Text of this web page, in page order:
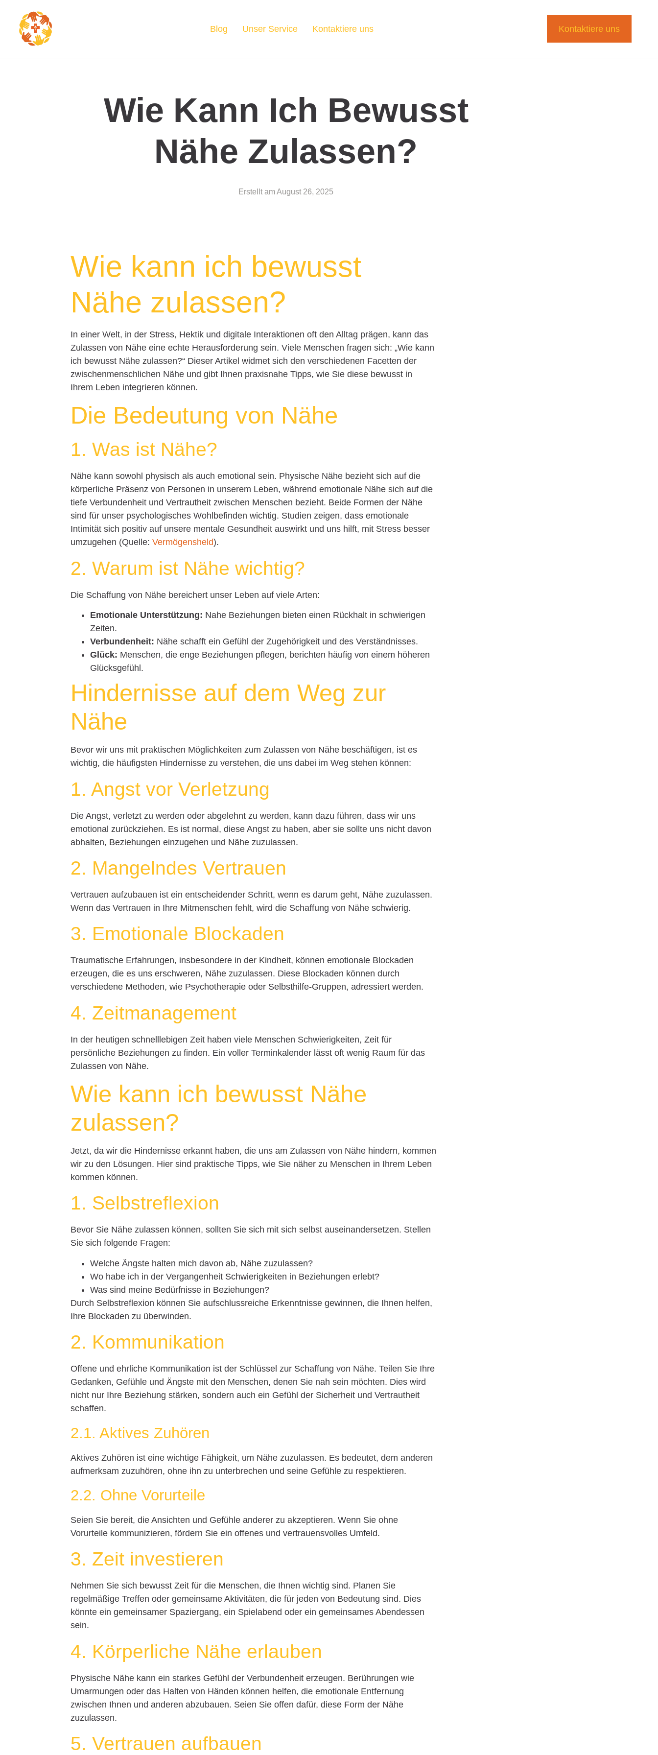
Blog Unser Service Kontaktiere uns Kontaktiere uns
Wie Kann Ich Bewusst
Nähe Zulassen?
Erstellt amAugust 26, 2025
Wie kann ich bewusst
Nähe zulassen?
In einer Welt, in der Stress, Hektik und digitale Interaktionen oft den Alltag prägen, kann das
Zulassen von Nähe eine echte Herausforderung sein. Viele Menschen fragen sich: „Wie kann
ich bewusst Nähe zulassen?“ Dieser Artikel widmet sich den verschiedenen Facetten der
zwischenmenschlichen Nähe und gibt Ihnen praxisnahe Tipps, wie Sie diese bewusst in
Ihrem Leben integrieren können.
Die Bedeutung von Nähe
1. Was ist Nähe?
Nähe kann sowohl physisch als auch emotional sein. Physische Nähe bezieht sich auf die
körperliche Präsenz von Personen in unserem Leben, während emotionale Nähe sich auf die
tiefe Verbundenheit und Vertrautheit zwischen Menschen bezieht. Beide Formen der Nähe
sind für unser psychologisches Wohlbefinden wichtig. Studien zeigen, dass emotionale
Intimität sich positiv auf unsere mentale Gesundheit auswirkt und uns hilft, mit Stress besser
umzugehen (Quelle:Vermögensheld).
2. Warum ist Nähe wichtig?
Die Schaffung von Nähe bereichert unser Leben auf viele Arten:
Emotionale Unterstützung: Nahe Beziehungen bieten einen Rückhalt in schwierigen
Zeiten.
Verbundenheit: Nähe schafft ein Gefühl der Zugehörigkeit und des Verständnisses.
Glück: Menschen, die enge Beziehungen pflegen, berichten häufig von einem höheren
Glücksgefühl.
Hindernisse auf dem Weg zur
Nähe
Bevor wir uns mit praktischen Möglichkeiten zum Zulassen von Nähe beschäftigen, ist es
wichtig, die häufigsten Hindernisse zu verstehen, die uns dabei im Weg stehen können:
1. Angst vor Verletzung
Die Angst, verletzt zu werden oder abgelehnt zu werden, kann dazu führen, dass wir uns
emotional zurückziehen. Es ist normal, diese Angst zu haben, aber sie sollte uns nicht davon
abhalten, Beziehungen einzugehen und Nähe zuzulassen.
2. Mangelndes Vertrauen
Vertrauen aufzubauen ist ein entscheidender Schritt, wenn es darum geht, Nähe zuzulassen.
Wenn das Vertrauen in Ihre Mitmenschen fehlt, wird die Schaffung von Nähe schwierig.
3. Emotionale Blockaden
Traumatische Erfahrungen, insbesondere in der Kindheit, können emotionale Blockaden
erzeugen, die es uns erschweren, Nähe zuzulassen. Diese Blockaden können durch
verschiedene Methoden, wie Psychotherapie oder Selbsthilfe-Gruppen, adressiert werden.
4. Zeitmanagement
In der heutigen schnelllebigen Zeit haben viele Menschen Schwierigkeiten, Zeit für
persönliche Beziehungen zu finden. Ein voller Terminkalender lässt oft wenig Raum für das
Zulassen von Nähe.
Wie kann ich bewusst Nähe
zulassen?
Jetzt, da wir die Hindernisse erkannt haben, die uns am Zulassen von Nähe hindern, kommen
wir zu den Lösungen. Hier sind praktische Tipps, wie Sie näher zu Menschen in Ihrem Leben
kommen können.
1. Selbstreflexion
Bevor Sie Nähe zulassen können, sollten Sie sich mit sich selbst auseinandersetzen. Stellen
Sie sich folgende Fragen:
Welche Ängste halten mich davon ab, Nähe zuzulassen?
Wo habe ich in der Vergangenheit Schwierigkeiten in Beziehungen erlebt?
Was sind meine Bedürfnisse in Beziehungen?
Durch Selbstreflexion können Sie aufschlussreiche Erkenntnisse gewinnen, die Ihnen helfen,
Ihre Blockaden zu überwinden.
2. Kommunikation
Offene und ehrliche Kommunikation ist der Schlüssel zur Schaffung von Nähe. Teilen Sie Ihre
Gedanken, Gefühle und Ängste mit den Menschen, denen Sie nah sein möchten. Dies wird
nicht nur Ihre Beziehung stärken, sondern auch ein Gefühl der Sicherheit und Vertrautheit
schaffen.
2.1. Aktives Zuhören
Aktives Zuhören ist eine wichtige Fähigkeit, um Nähe zuzulassen. Es bedeutet, dem anderen
aufmerksam zuzuhören, ohne ihn zu unterbrechen und seine Gefühle zu respektieren.
2.2. Ohne Vorurteile
Seien Sie bereit, die Ansichten und Gefühle anderer zu akzeptieren. Wenn Sie ohne
Vorurteile kommunizieren, fördern Sie ein offenes und vertrauensvolles Umfeld.
3. Zeit investieren
Nehmen Sie sich bewusst Zeit für die Menschen, die Ihnen wichtig sind. Planen Sie
regelmäßige Treffen oder gemeinsame Aktivitäten, die für jeden von Bedeutung sind. Dies
könnte ein gemeinsamer Spaziergang, ein Spielabend oder ein gemeinsames Abendessen
sein.
4. Körperliche Nähe erlauben
Physische Nähe kann ein starkes Gefühl der Verbundenheit erzeugen. Berührungen wie
Umarmungen oder das Halten von Händen können helfen, die emotionale Entfernung
zwischen Ihnen und anderen abzubauen. Seien Sie offen dafür, diese Form der Nähe
zuzulassen.
5. Vertrauen aufbauen